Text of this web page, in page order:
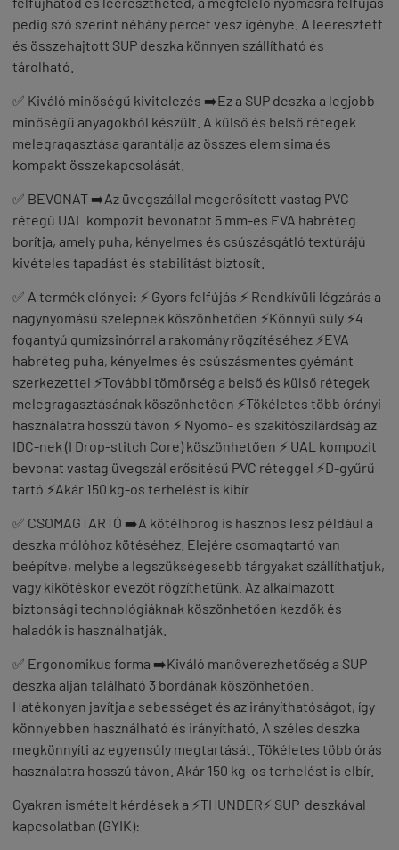
pedig szó szerint néhány percet vesz igénybe. A leeresztett
és összehajtott SUP deszka könnyen szállítható és
tárolható.
✅ Kiváló minőségű kivitelezés ➡️Ez a SUP deszka a legjobb
minőségű anyagokból készült. A külső és belső rétegek
melegragasztása garantálja az összes elem sima és
kompakt összekapcsolását.
✅ BEVONAT ➡️Az üvegszállal megerősített vastag PVC
rétegű UAL kompozit bevonatot 5 mm-es EVA habréteg
borítja, amely puha, kényelmes és csúszásgátló textúrájú
kivételes tapadást és stabilitást biztosít.
✅ A termék előnyei: ⚡ Gyors felfújás ⚡ Rendkívüli légzárás a
nagynyomású szelepnek köszönhetően ⚡Könnyű súly ⚡4
fogantyú gumizsinórral a rakomány rögzítéséhez ⚡EVA
habréteg puha, kényelmes és csúszásmentes gyémánt
szerkezettel ⚡További tömörség a belső és külső rétegek
melegragasztásának köszönhetően ⚡Tökéletes több órányi
használatra hosszú távon ⚡ Nyomó- és szakítószilárdság az
IDC-nek (I Drop-stitch Core) köszönhetően ⚡ UAL kompozit
bevonat vastag üvegszál erősítésű PVC réteggel ⚡D-gyűrű
tartó ⚡Akár 150 kg-os terhelést is kibír
✅ CSOMAGTARTÓ ➡️A kötélhorog is hasznos lesz például a
deszka mólóhoz kötéséhez. Elejére csomagtartó van
beépítve, melybe a legszükségesebb tárgyakat szállíthatjuk,
vagy kikötéskor evezőt rögzíthetünk. Az alkalmazott
biztonsági technológiáknak köszönhetően kezdők és
haladók is használhatják.
✅ Ergonomikus forma ➡️Kiváló manőverezhetőség a SUP
deszka alján található 3 bordának köszönhetően.
Hatékonyan javítja a sebességet és az irányíthatóságot, így
könnyebben használható és irányítható. A széles deszka
megkönnyíti az egyensúly megtartását. Tökéletes több órás
használatra hosszú távon. Akár 150 kg-os terhelést is elbír.
Gyakran ismételt kérdések a ⚡THUNDER⚡ SUP deszkával
kapcsolatban (GYIK):